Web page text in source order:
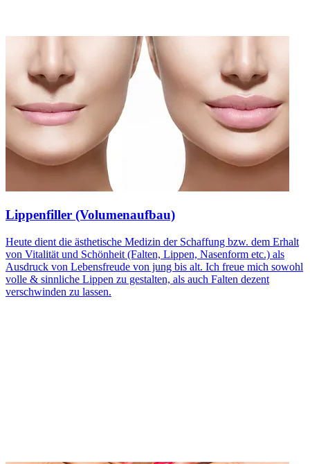
Lippenfiller (Volumenaufbau)
Heute dient die ästhetische Medizin der Schaffung bzw. dem Erhalt
von Vitalität und Schönheit (Falten, Lippen, Nasenform etc.) als
Ausdruck von Lebensfreude von jung bis alt. Ich freue mich sowohl
volle & sinnliche Lippen zu gestalten, als auch Falten dezent
verschwinden zu lassen.